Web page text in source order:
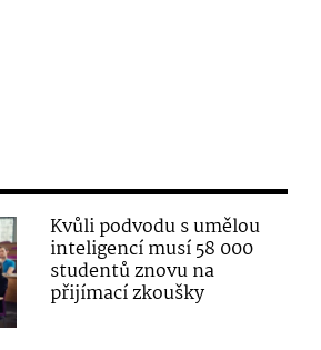
Kvůli podvodu s umělou
inteligencí musí 58 000
studentů znovu na
přijímací zkoušky